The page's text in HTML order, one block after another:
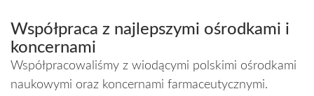
Współpraca z najlepszymi ośrodkami i
koncernami
Współpracowaliśmy z wiodącymi polskimi ośrodkami
naukowymi oraz koncernami farmaceutycznymi.